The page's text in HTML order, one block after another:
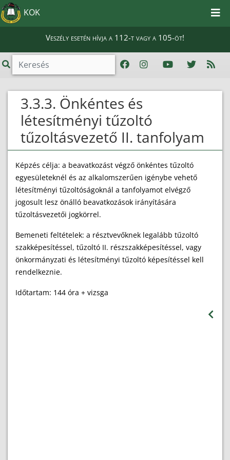
KOK
Veszély esetén hívja a 112-t vagy a 105-öt!
3.3.3. Önkéntes és
létesítményi tűzoltó
tűzoltásvezető II. tanfolyam
Képzés célja: a beavatkozást végző önkéntes tűzoltó
egyesületeknél és az alkalomszerűen igénybe vehető
létesítményi tűzoltóságoknál a tanfolyamot elvégző
jogosult lesz önálló beavatkozások irányítására
tűzoltásvezetői jogkörrel.
Bemeneti feltételek: a résztvevőknek legalább tűzoltó
szakképesítéssel, tűzoltó II. részszakképesítéssel, vagy
önkormányzati és létesítményi tűzoltó képesítéssel kell
rendelkeznie.
Időtartam: 144 óra + vizsga